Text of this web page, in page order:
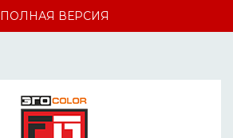
ПОЛНАЯ ВЕРСИЯ